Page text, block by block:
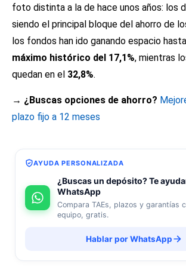
foto distinta a la de hace unos años: los
siendo el principal bloque del ahorro de
los fondos han ido ganando espacio
máximo histórico del 17,1%, mientras
quedan en el 32,8%.
→ ¿Buscas opciones de ahorro?
plazo fijo a 12 meses
AYUDA PERSONALIZADA
¿Buscas un depósito? Te
WhatsApp
Compara TAEs, plazos y garantías
equipo, gratis.
Hablar por WhatsApp